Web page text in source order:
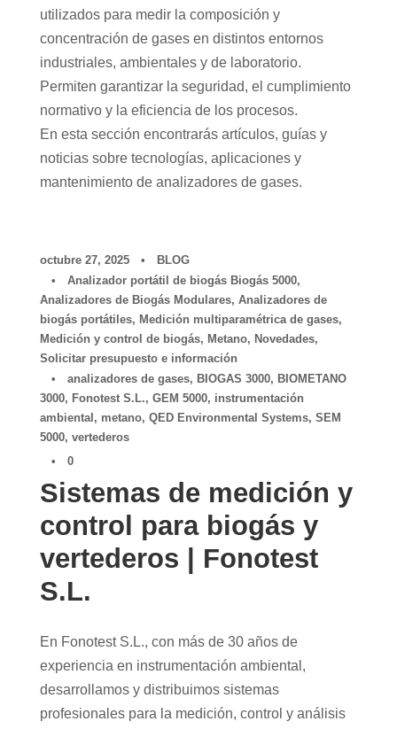
utilizados para medir la composición y
concentración de gases en distintos entornos
industriales, ambientales y de laboratorio.
Permiten garantizar la seguridad, el cumplimiento
normativo y la eficiencia de los procesos.
En esta sección encontrarás artículos, guías y
noticias sobre tecnologías, aplicaciones y
mantenimiento de analizadores de gases.
octubre 27, 2025 •
BLOG
•
Analizador portátil de biogás Biogás 5000,
Analizadores de Biogás Modulares, Analizadores de
biogás portátiles, Medición multiparamétrica de gases,
Medición y control de biogás, Metano, Novedades,
Solicitar presupuesto e información
•
analizadores de gases, BIOGAS 3000, BIOMETANO
3000, Fonotest S.L., GEM 5000, instrumentación
ambiental , metano, QED Environmental Systems, SEM
5000, vertederos
•
0
Sistemas de medición y
control para biogás y
vertederos | Fonotest
S.L.
En Fonotest S.L., con más de 30 años de
experiencia en instrumentación ambiental,
desarrollamos y distribuimos sistemas
profesionales para la medición, control y análisis